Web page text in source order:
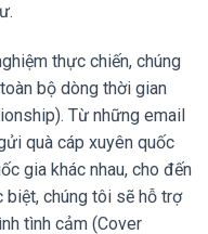
thực chiến, chúng
bộ dòng thời gian
Từ những email
quà cáp xuyên quốc
gia khác nhau, cho đến
chúng tôi sẽ hỗ trợ
tình cảm (Cover